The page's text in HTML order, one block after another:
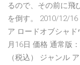
るので、その前に飛
を倒す。 2010/12/
ア ロードオブシャド
月16日 価格 通常版
（税込） ジャンル